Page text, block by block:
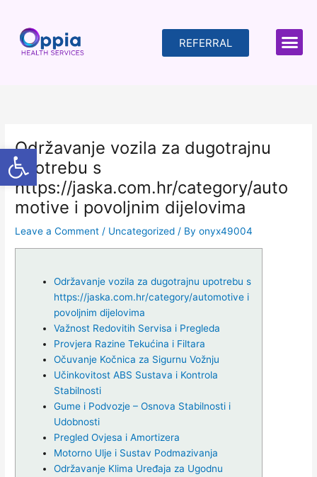
Open toolbar
content
REFERRAL
Održavanje vozila za dugotrajnu
upotrebu s
https://jaska.com.hr/category/auto
motive i povoljnim dijelovima
Leave a Comment / Uncategorized / Byonyx49004
Održavanje vozila za dugotrajnu upotrebu s
https://jaska.com.hr/category/automotive i
povoljnim dijelovima
Važnost Redovitih Servisa i Pregleda
Provjera Razine Tekućina i Filtara
Očuvanje Kočnica za Sigurnu Vožnju
Učinkovitost ABS Sustava i Kontrola
Stabilnosti
Gume i Podvozje – Osnova Stabilnosti i
Udobnosti
Pregled Ovjesa i Amortizera
Motorno Ulje i Sustav Podmazivanja
Održavanje Klima Uređaja za Ugodnu